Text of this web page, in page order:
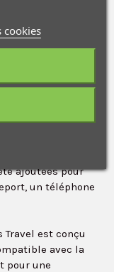
(en option)
sac afin de
appareils photo,
un ordinateur
ajoutées pour
un téléphone
est conçu
avec la
pour une
cookies
votre
!
de la marque.